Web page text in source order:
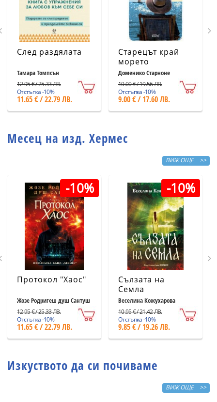
След раздялата
Тамара Томпсън
12.95 € / 25.33 ЛВ.
Отстъпка -10%
11.65 € / 22.79 ЛВ.
Старецът край
морето
Доменико Старноне
10.00 € / 19.56 ЛВ.
Отстъпка -10%
9.00 € / 17.60 ЛВ.
Месец на изд. Хермес
ВИЖ ОЩЕ >>
-10%
Протокол "Хаос"
Жозе Родригеш душ Сантуш
12.95 € / 25.33 ЛВ.
Отстъпка -10%
11.65 € / 22.79 ЛВ.
-10%
Сълзата на
Семла
Веселина Кожухарова
10.95 € / 21.42 ЛВ.
Отстъпка -10%
9.85 € / 19.26 ЛВ.
Изкуството да си почиваме
ВИЖ ОЩЕ >>